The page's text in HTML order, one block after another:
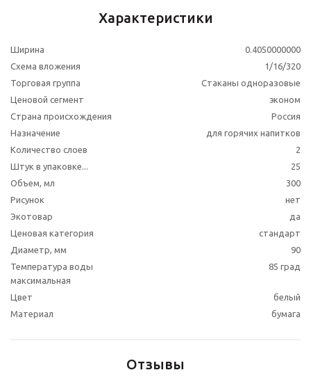
Характеристики
Ширина
0.4050000000
Схема вложения
1/16/320
Торговая группа
Стаканы одноразовые
Ценовой сегмент
эконом
Страна происхождения
Россия
Назначение
для горячих напитков
Количество слоев
2
Штук в упаковке...
25
Объем, мл
300
Рисунок
нет
Экотовар
да
Ценовая категория
стандарт
Диаметр, мм
90
Температура воды
максимальная
85 град
Цвет
белый
Материал
бумага
Отзывы